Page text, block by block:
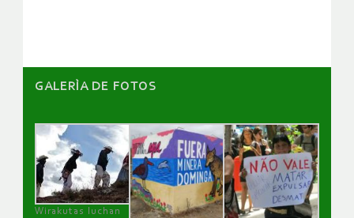
GALERÌA DE FOTOS
Wirakutas luchan